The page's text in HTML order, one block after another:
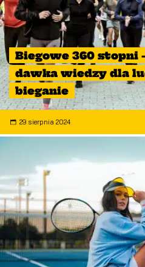
Biegowe 360 stopni
dawka wiedzy dla
bieganie
29 sierpnia 2024